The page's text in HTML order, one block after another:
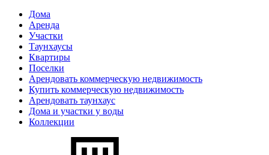
Дома
Аренда
Участки
Таунхаусы
Квартиры
Поселки
Арендовать коммерческую недвижимость
Купить коммерческую недвижимость
Арендовать таунхаус
Дома и участки у воды
Коллекции